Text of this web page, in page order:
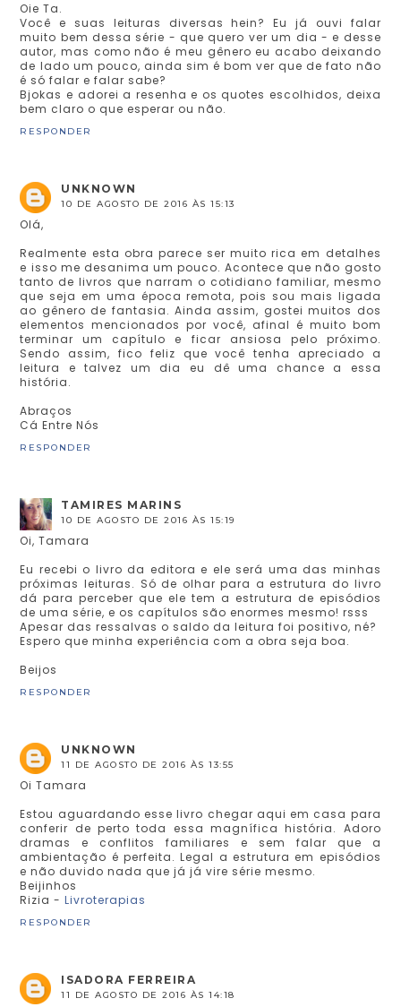
Oie Ta.
Você e suas leituras diversas hein? Eu já ouvi falar
muito bem dessa série - que quero ver um dia - e desse
autor, mas como não é meu gênero eu acabo deixando
de lado um pouco, ainda sim é bom ver que de fato não
é só falar e falar sabe?
Bjokas e adorei a resenha e os quotes escolhidos, deixa
bem claro o que esperar ou não.
RESPONDER
UNKNOWN
10 DE AGOSTO DE 2016 ÀS 15:13
Olá,
Realmente esta obra parece ser muito rica em detalhes
e isso me desanima um pouco. Acontece que não gosto
tanto de livros que narram o cotidiano familiar, mesmo
que seja em uma época remota, pois sou mais ligada
ao gênero de fantasia. Ainda assim, gostei muitos dos
elementos mencionados por você, afinal é muito bom
terminar um capítulo e ficar ansiosa pelo próximo.
Sendo assim, fico feliz que você tenha apreciado a
leitura e talvez um dia eu dê uma chance a essa
história.
Abraços
Cá Entre Nós
RESPONDER
TAMIRES MARINS
10 DE AGOSTO DE 2016 ÀS 15:19
Oi, Tamara
Eu recebi o livro da editora e ele será uma das minhas
próximas leituras. Só de olhar para a estrutura do livro
dá para perceber que ele tem a estrutura de episódios
de uma série, e os capítulos são enormes mesmo! rsss
Apesar das ressalvas o saldo da leitura foi positivo, né?
Espero que minha experiência com a obra seja boa.
Beijos
RESPONDER
UNKNOWN
11 DE AGOSTO DE 2016 ÀS 13:55
Oi Tamara
Estou aguardando esse livro chegar aqui em casa para
conferir de perto toda essa magnífica história. Adoro
dramas e conflitos familiares e sem falar que a
ambientação é perfeita. Legal a estrutura em episódios
e não duvido nada que já já vire série mesmo.
Beijinhos
Rizia -Livroterapias
RESPONDER
ISADORA FERREIRA
11 DE AGOSTO DE 2016 ÀS 14:18